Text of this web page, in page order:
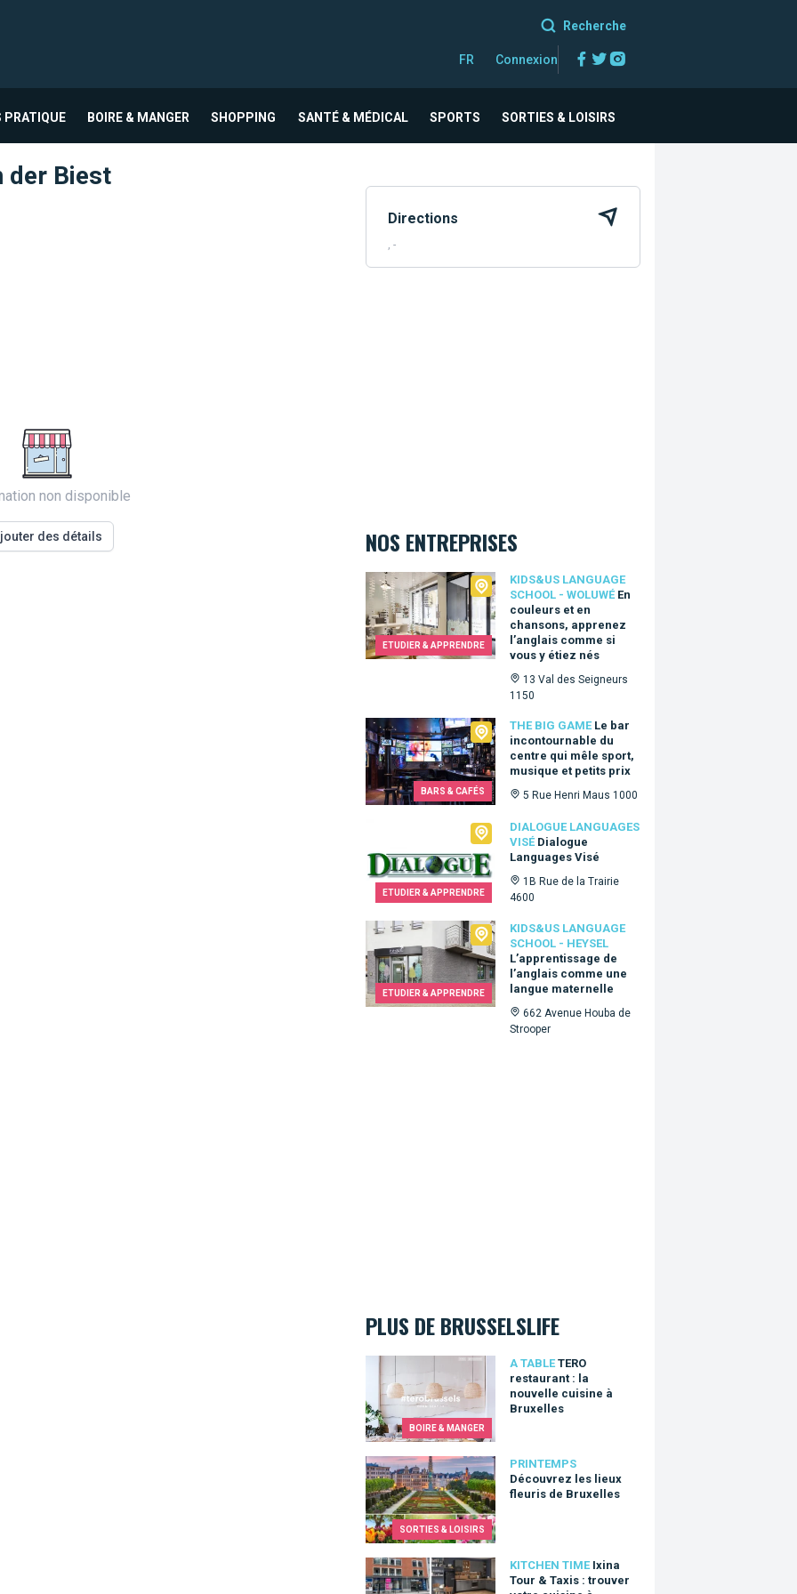
Recherche
FR Connexion Facebook
Twitter
PRATIQUE BOIRE & MANGER SHOPPING SANTÉ & MÉDICAL SPORTS SORTIES & LOISIRS
der Biest
non disponible
des détails
Directions
, -
NOS ENTREPRISES
ETUDIER & APPRENDRE
KIDS&US LANGUAGE
SCHOOL - WOLUWÉ En
couleurs et en
chansons, apprenez
l’anglais comme si
vous y étiez nés
13 Val des Seigneurs
1150
Kids&Us language school - Woluwé
BARS & CAFÉS
THE BIG GAME Le bar
incontournable du
centre qui mêle sport,
musique et petits prix
5 Rue Henri Maus 1000
The Big Game
ETUDIER & APPRENDRE
DIALOGUE LANGUAGES
VISÉ Dialogue
Languages Visé
1B Rue de la Trairie
4600
Dialogue Languages Visé
ETUDIER & APPRENDRE
KIDS&US LANGUAGE
SCHOOL - HEYSEL
L’apprentissage de
l’anglais comme une
langue maternelle
662 Avenue Houba de
Strooper
Kids&Us language school - Heysel
PLUS DE BRUSSELSLIFE
BOIRE & MANGER
A TABLE TERO
restaurant : la
nouvelle cuisine à
Bruxelles
TERO restaurant : la nouvelle cuisine à Bruxelles
SORTIES & LOISIRS
PRINTEMPS
Découvrez les lieux
fleuris de Bruxelles
Découvrez les lieux fleuris de Bruxelles
KITCHEN TIME Ixina
Tour & Taxis : trouver
Ixina Tour & Taxis : trouver votre cuisine à Bruxelles est si facile !